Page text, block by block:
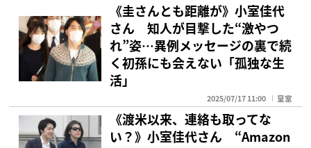
《圭さんとも距離が》小室佳代
さん 知人が目撃した“激やつ
れ”姿…異例メッセージの裏で続
く初孫にも会えない「孤独な生
活」
2025/07/17 11:00 皇室
《渡米以来、連絡も取ってな
い？》小室佳代さん “Amazon